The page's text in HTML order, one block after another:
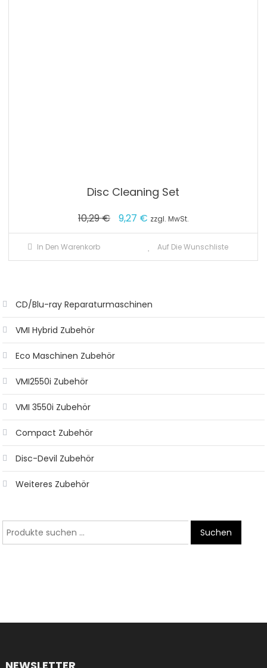
Disc Cleaning Set
10,29€
Ursprünglicher
Preis
9,27 €Aktueller
Preis
ist:
zzgl. MwSt.
In Den Warenkorb Auf Die Wunschliste
CD/Blu-ray Reparaturmaschinen
VMI Hybrid Zubehör
Eco Maschinen Zubehör
VMI2550i Zubehör
VMI 3550i Zubehör
Compact Zubehör
Disc-Devil Zubehör
Weiteres Zubehör
Suche
nach:
Suchen